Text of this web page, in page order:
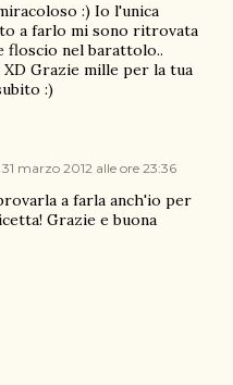
:) Io l'unica
a farlo mi sono ritrovata
floscio nel barattolo..
Grazie mille per la tua
:)
31 marzo 2012 alle ore 23:36
a farla anch'io per
Grazie e buona